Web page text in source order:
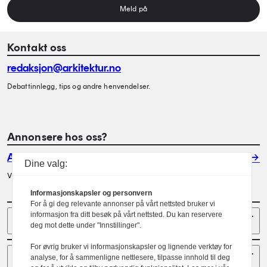
Meld på
Kontakt oss
redaksjon@arkitektur.no
Debattinnlegg, tips og andre henvendelser.
Annonsere hos oss?
Annonser
Vil du annonsere i Arkitektur? Les mer her.
Sider
Følg oss
Dine valg:
Informasjonskapsler og personvern
For å gi deg relevante annonser på vårt nettsted bruker vi
informasjon fra ditt besøk på vårt nettsted. Du kan reservere
deg mot dette under "Innstillinger".
For øvrig bruker vi informasjonskapsler og lignende verktøy for
analyse, for å sammenligne nettlesere, tilpasse innhold til deg